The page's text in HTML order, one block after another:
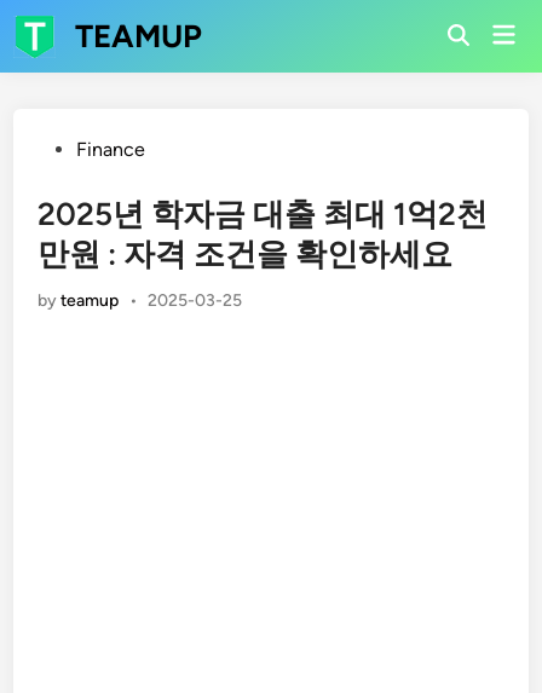
Skip
to
content
TEAMUP
Open
PostedFinance
2025년 학자금 대출 최대 1억2천
만원 : 자격 조건을 확인하세요
byteamup • 2025-03-25